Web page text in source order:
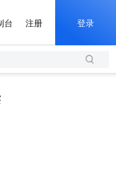
台 注册 登录
专属领域专家
的边界
创新助力计划
，五大权
划
能合作